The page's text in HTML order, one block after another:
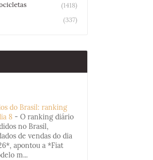
(1418)
(337)
do Brasil: ranking
8 - O ranking diário
no Brasil,
de vendas do dia
apontou a *Fiat
m...